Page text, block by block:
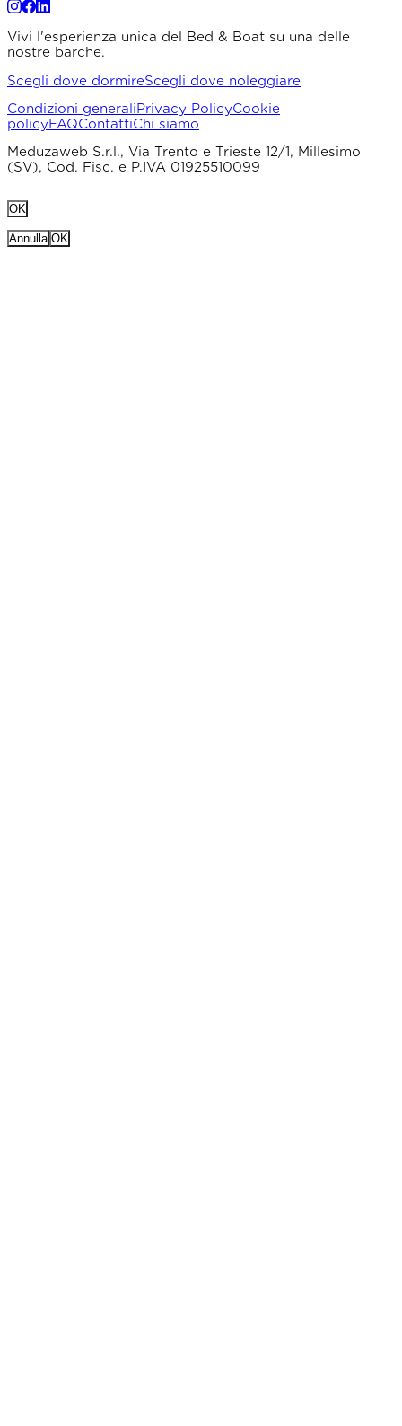
Vivi l'esperienza unica del Bed & Boat su una delle
nostre barche.
Scegli dove dormireScegli dove noleggiare
Condizioni generaliPrivacy PolicyCookie
policyFAQContattiChi siamo
Meduzaweb S.r.l., Via Trento e Trieste 12/1, Millesimo
(SV), Cod. Fisc. e P.IVA 01925510099
OK
Annulla OK